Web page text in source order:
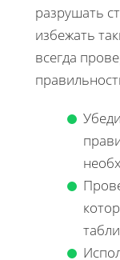
разрушать
избежать
всегда